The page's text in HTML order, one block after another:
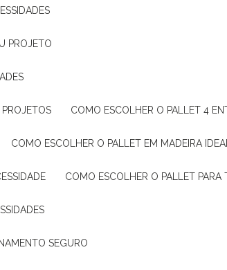
PROJETO
PROJETOS COMO ESCOLHER O PALLET 4
COMO ESCOLHER O PALLET EM MADEIRA
COMO ESCOLHER O PALLET
SEGURO